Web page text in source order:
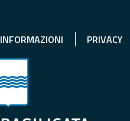
INFORMAZIONI PRIVACY